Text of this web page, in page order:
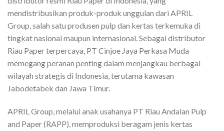
mendistribusikan produk-produk unggulan dari APRIL
Group, salah satu produsen pulp dan kertas terkemuka di
tingkat nasional maupun internasional. Sebagai distributor
Riau Paper terpercaya, PT Cinjoe Jaya Perkasa Muda
memegang peranan penting dalam menjangkau berbagai
wilayah strategis di Indonesia, terutama kawasan
Jabodetabek dan Jawa Timur.
APRIL Group, melalui anak usahanya PT Riau Andalan Pulp
and Paper (RAPP), memproduksi beragam jenis kertas